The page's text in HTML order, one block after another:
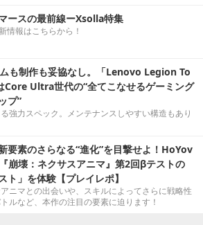
ースの最前線ーXsolla特集
情報はこちらから！
も制作も妥協なし。「Lenovo Legion To
Core Ultra世代の“全てこなせるゲーミング
プ”
強力スペック。メンテナンスしやすい構造もあり
要素のさらなる“進化”を目撃せよ！HoYov
崩壊：ネクサスアニマ』第2回βテストの
ト」を体験【プレイレポ】
ニマとの出会いや、スキルによってさらに戦略性
ルなど、本作の注目の要素に迫ります！